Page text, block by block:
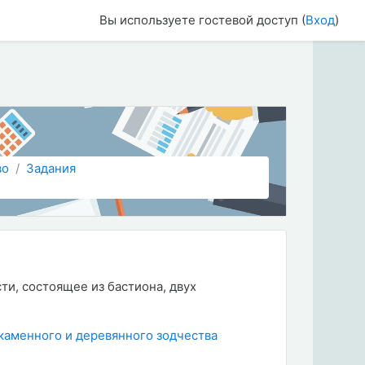
Вы используете гостевой доступ (Вход)
Задания
состоящее из бастиона, двух
и деревянного зодчества